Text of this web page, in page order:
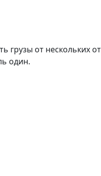
грузы от нескольких
один.